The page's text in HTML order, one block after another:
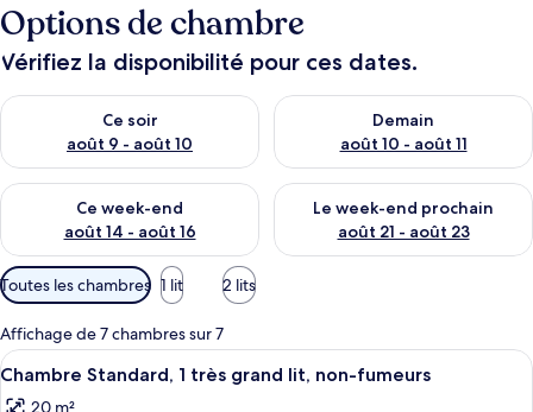
Options de chambre
Vérifiez la disponibilité pour ces dates.
Ce soir
août 9 - août 10
Vérifier la disponibilité pour ce soir août 9 - août 10
Demain
août 10 - août 11
Vérifier la disponibilité pour
Ce week-end
août 14 - août 16
Vérifier la disponibilité pour ce week-end août 14 - août 16
Le week-end prochain
août 21 - août 23
Vérifier la disponibilité pour
Filtres
disponibles
pour
les
chambres
Toutes les chambres 1 lit 2 lits
Affichage de 7 chambres sur 7
Afficher
toutes
Une chambre d’hôtel comprenant
4
Chambre Standard, 1 très grand lit, non-fumeurs
20 m²